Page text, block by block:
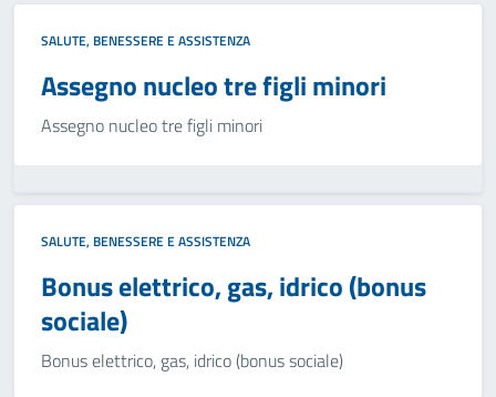
SALUTE, BENESSERE E ASSISTENZA
Assegno nucleo tre figli minori
Assegno nucleo tre figli minori
SALUTE, BENESSERE E ASSISTENZA
Bonus elettrico, gas, idrico (bonus
sociale)
Bonus elettrico, gas, idrico (bonus sociale)